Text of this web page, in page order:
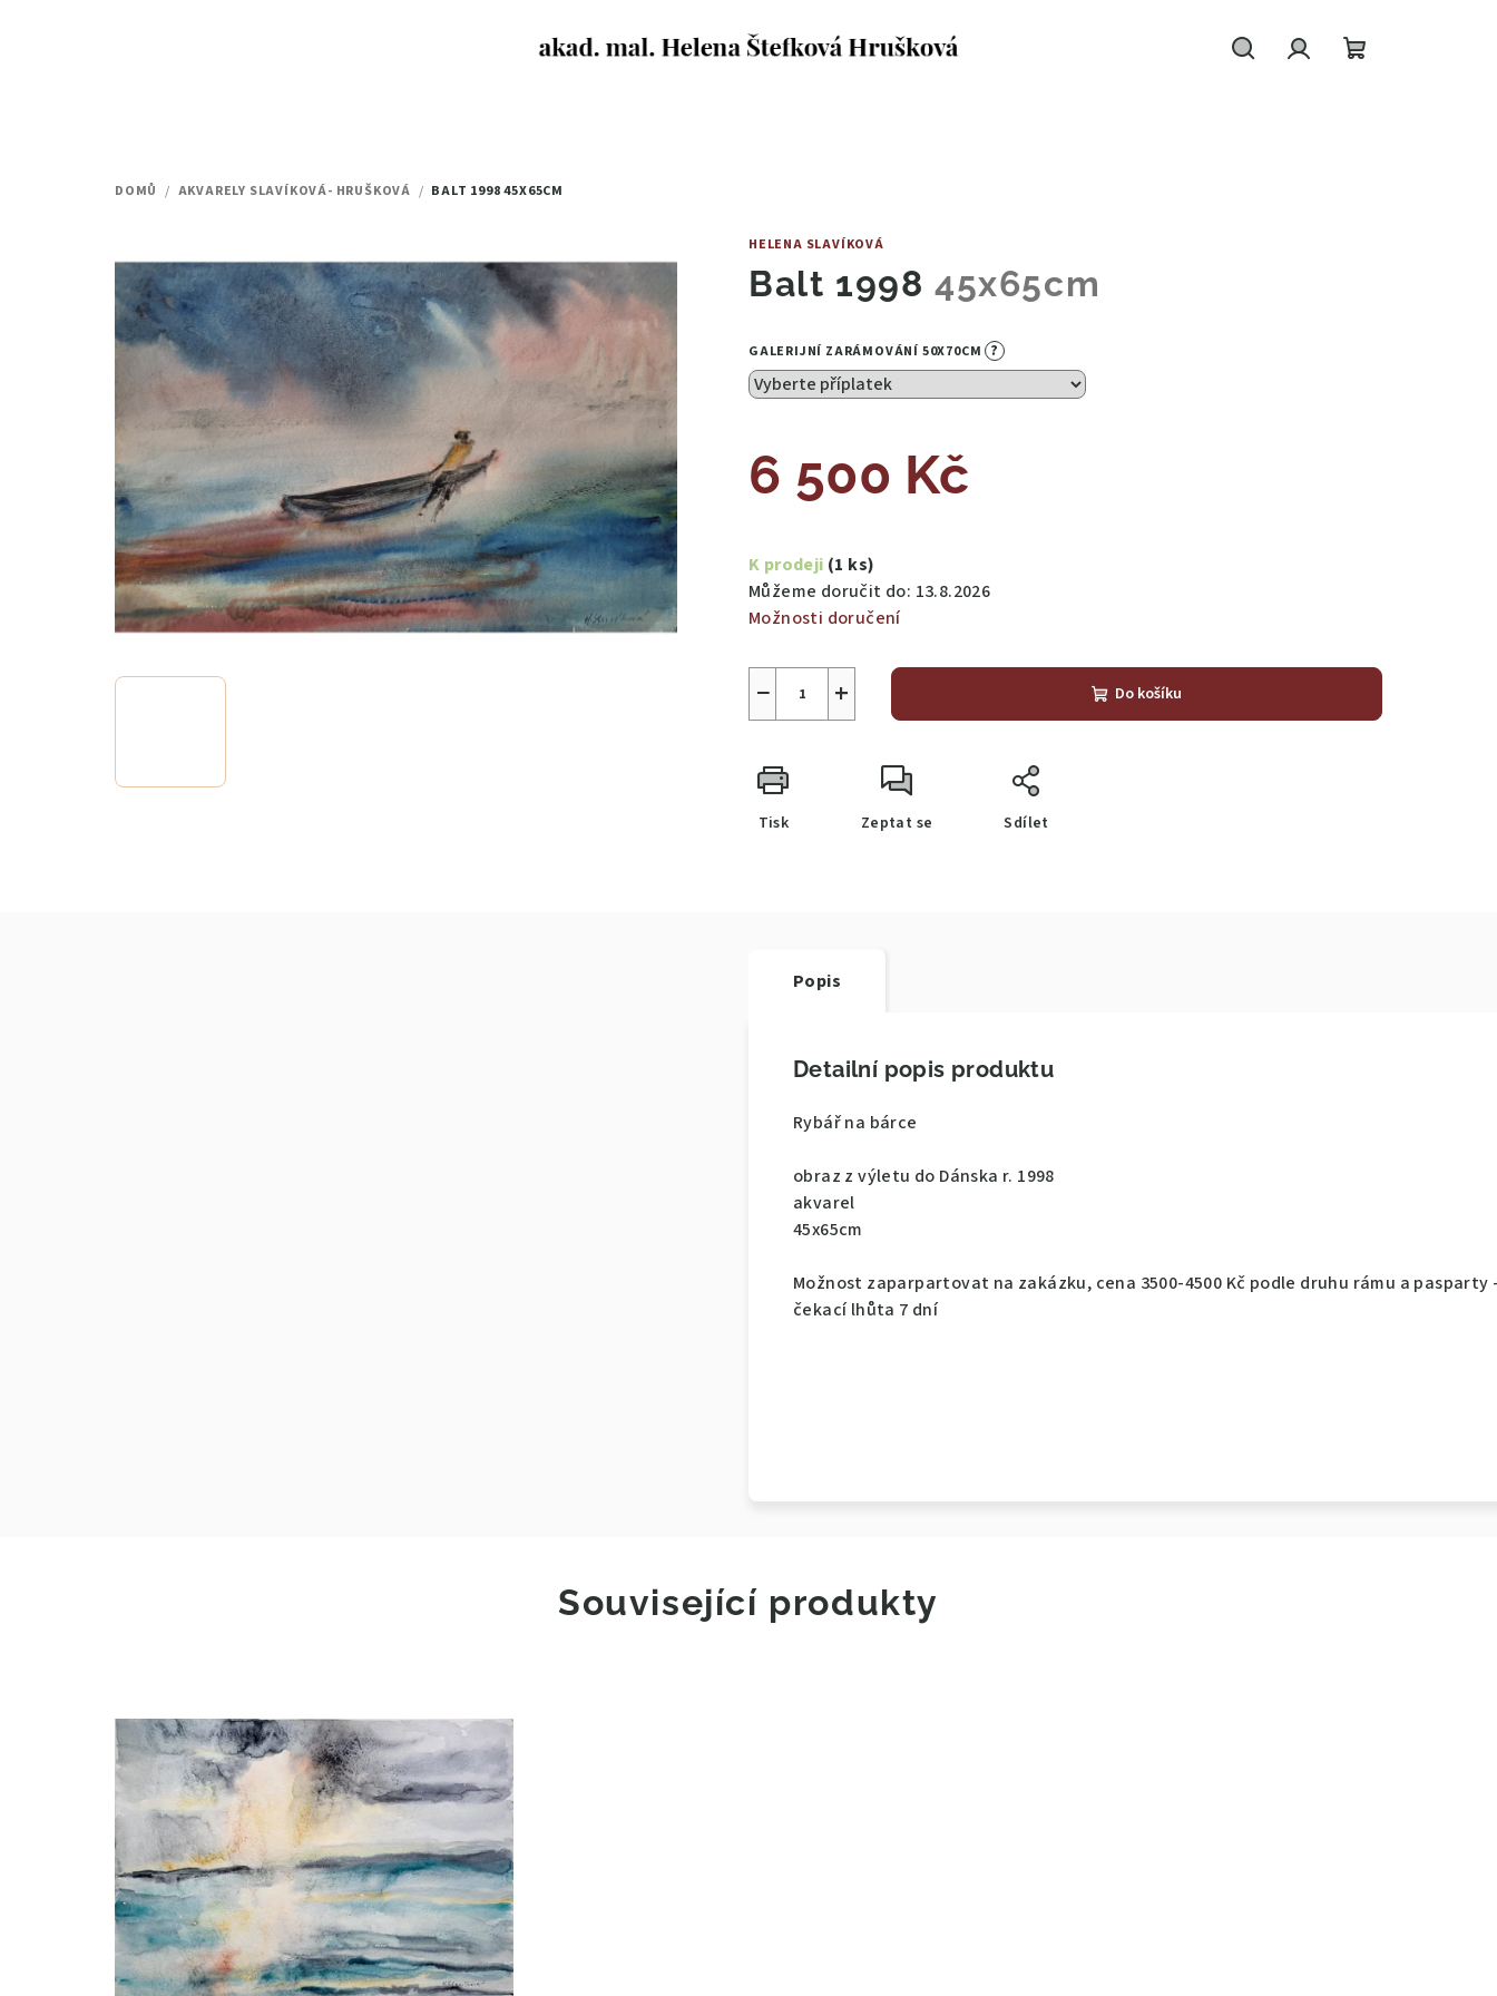
DOMŮ / AKVARELY SLAVÍKOVÁ- HRUŠKOVÁ / BALT 199845X65CM
HELENA SLAVÍKOVÁ
Balt 199845x65cm
GALERIJNÍ ZARÁMOVÁNÍ 50X70CM ?
6 500 Kč
cena:
K prodeji (1 ks)
Můžeme doručit do: 13.8.2026
Možnosti doručení
+
− Do košíku
Tisk Zeptat se Sdílet
Popis
Detailní popis produktu
Rybář na bárce
obraz z výletu do Dánska r. 1998
akvarel
45x65cm
Možnost zaparpartovat na zakázku, cena 3500-4500 Kč podle druhu rámu a pasparty
čekací lhůta 7 dní
Související produkty